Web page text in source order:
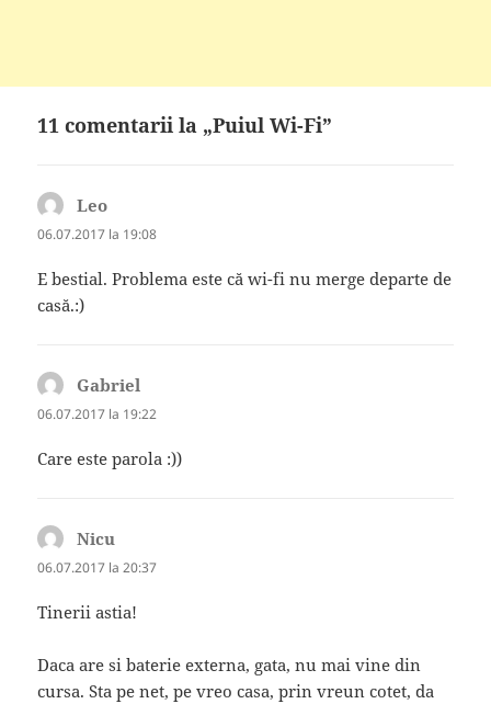
11 comentarii la „Puiul Wi-Fi”
Leo
06.07.2017 la 19:08
E bestial. Problema este că wi-fi nu merge departe de
casă.:)
Gabriel
06.07.2017 la 19:22
Care este parola :))
Nicu
06.07.2017 la 20:37
Tinerii astia!
Daca are si baterie externa, gata, nu mai vine din
cursa. Sta pe net, pe vreo casa, prin vreun cotet, da